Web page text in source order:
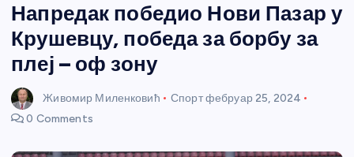
и портал
Напредак победио Нови Пазар у
Крушевцу, победа за борбу за
плеј – оф зону
Живомир Миленковић Спортфебруар 25, 2024
0 Comments